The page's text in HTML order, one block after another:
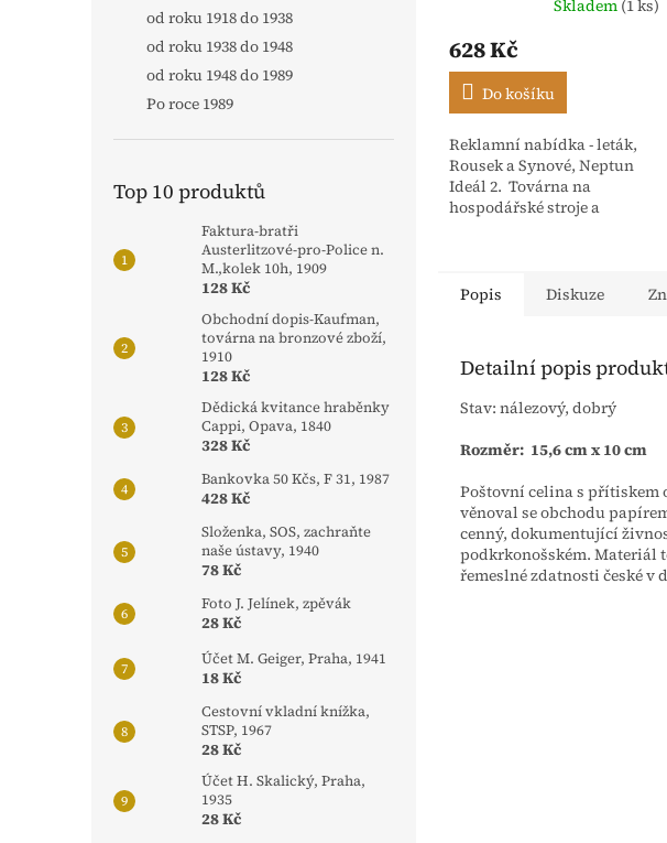
od roku 1918 do 1938
od roku 1938 do 1948
od roku 1948 do 1989
Po roce 1989
Top 10 produktů
Faktura-bratři
Austerlitzové-pro-Police n.
M.,kolek 10h, 1909
128 Kč
Obchodní dopis-Kaufman,
továrna na bronzové zboží,
1910
128 Kč
Dědická kvitance hraběnky
Cappi, Opava, 1840
328 Kč
Bankovka 50 Kčs, F 31, 1987
428 Kč
Složenka, SOS, zachraňte
naše ústavy, 1940
78 Kč
Foto J. Jelínek, zpěvák
28 Kč
Účet M. Geiger, Praha, 1941
18 Kč
Cestovní vkladní knížka,
STSP, 1967
28 Kč
Účet H. Skalický, Praha,
1935
28 Kč
Skladem (1 ks)
628 Kč
Do košíku
Reklamní nabídka - leták,
Rousek a Synové, Neptun
Ideál 2. Továrna na
hospodářské stroje a
Popis Diskuze
Detailní popis
Stav: nálezový, dobrý
Rozměr: 15,6 cm x 10 cm
Poštovní celina s přítiskem
věnoval se obchodu
cenný, dokumentující
podkrkonošském. Materiál
řemeslné zdatnosti české v